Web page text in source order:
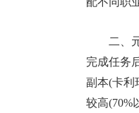
二、
完成任务
副本(卡利
较高(70%